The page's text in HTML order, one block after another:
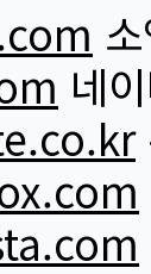
네